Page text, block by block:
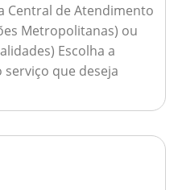
Central de Atendimento
Metropolitanas) ou
Escolha a
serviço que deseja